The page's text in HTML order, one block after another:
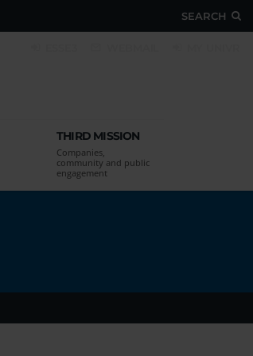
SEARCH
THIRD MISSION
Companies,
community and public
engagement